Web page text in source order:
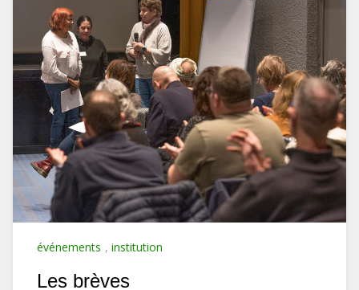
événements , institution
Les brèves